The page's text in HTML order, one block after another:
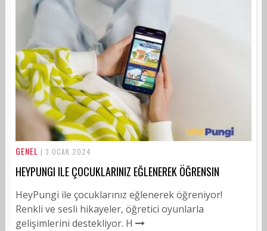
GENEL | 3 OCAK 2024
HEYPUNGI ILE ÇOCUKLARINIZ EĞLENEREK ÖĞRENSIN
HeyPungi ile çocuklarınız eğlenerek öğreniyor!
Renkli ve sesli hikayeler, öğretici oyunlarla
gelişimlerini destekliyor. H